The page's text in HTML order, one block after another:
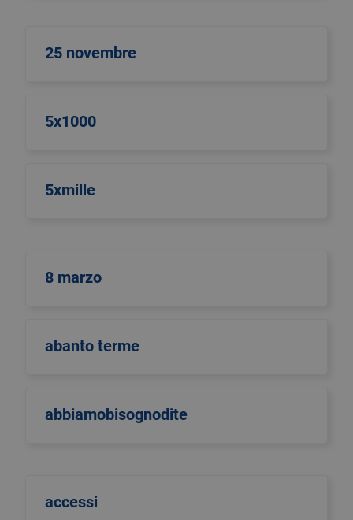
25 novembre
5x1000
5xmille
8 marzo
abanto terme
abbiamobisognodite
accessi